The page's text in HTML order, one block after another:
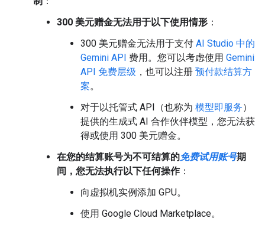
300 美元赠金无法用于以下使用情形 ：
300 美元赠金无法用于支付 AI Studio 中的
Gemini API 费用。您可以考虑使用 Gemini
API 免费层级 ，也可以注册 预付款结算方
案。
对于以托管式 API（也称为 模型即服务）
提供的生成式 AI 合作伙伴模型，您无法获
得或使用 300 美元赠金。
在您的结算账号为不可结算的免费试用账号期
间，您无法执行以下任何操作：
向虚拟机实例添加 GPU。
使用 Google Cloud Marketplace。